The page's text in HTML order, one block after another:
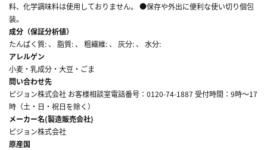
料、化学調味料は使用しておりません。 ●保存や外出に便利な使い切り個包
装。
成分（保証分析値）
たんぱく質: 、 脂質: 、 粗繊維: 、 灰分: 、 水分:
アレルゲン
小麦・乳成分・大豆・ごま
問い合わせ先
ピジョン株式会社 お客様相談室電話番号：0120-74-1887 受付時間：9時～17
時（土・日・祝日を除く）
メーカー名(製造販売会社)
ピジョン株式会社
原産国